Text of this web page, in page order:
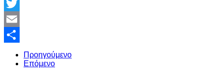
Facebook
Twitter
Email
Share
Προηγούμενο
Επόμενο